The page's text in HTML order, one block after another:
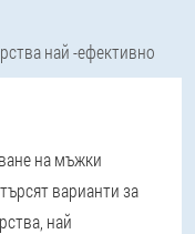
най -ефективно
на мъжки
варианти за
най